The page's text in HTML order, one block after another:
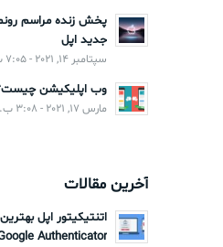
پخش زنده مراسم
جدید اپل
سپتامبر 14, 2021 - 7:05 ب.ظ
وب اپلیکیشن
مارس 17, 2021 - 3:08 ب.ظ
آخرین مقالات
اتنتیکیتور اپل